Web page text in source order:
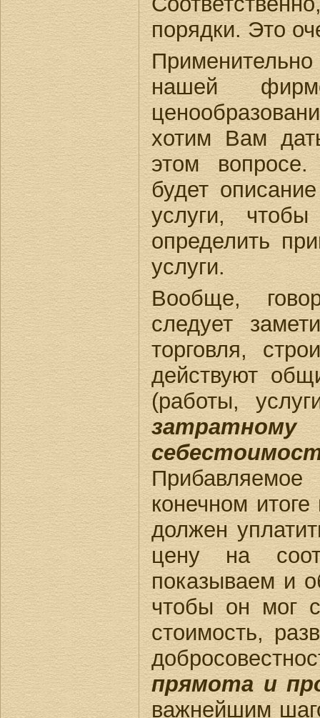
порядки. Это
нашей
хотим Вам
этом
будет
услуги,
определить
услуги.
Вообще,
следует
торговля,
действуют
(работы,
Прибавляемое
конечном
должен
цену на
показываем и
чтобы он мог
стоимость,
прямота и
важнейшим